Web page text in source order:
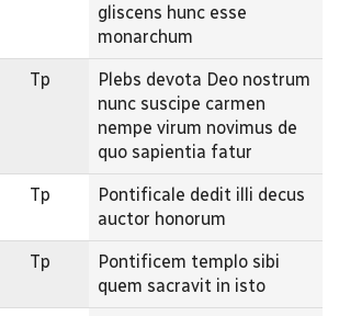
gliscens hunc esse
monarchum
Tp
Plebs devota Deo nostrum
nunc suscipe carmen
nempe virum novimus de
quo sapientia fatur
Tp
Pontificale dedit illi decus
auctor honorum
Tp
Pontificem templo sibi
quem sacravit in isto